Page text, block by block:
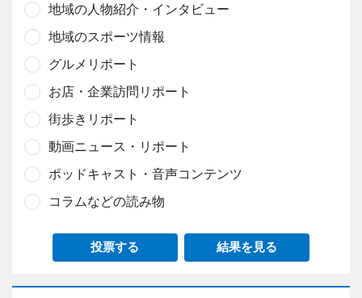
地域の人物紹介・インタビュー
地域のスポーツ情報
グルメリポート
お店・企業訪問リポート
街歩きリポート
動画ニュース・リポート
ポッドキャスト・音声コンテンツ
コラムなどの読み物
投票する 結果を見る